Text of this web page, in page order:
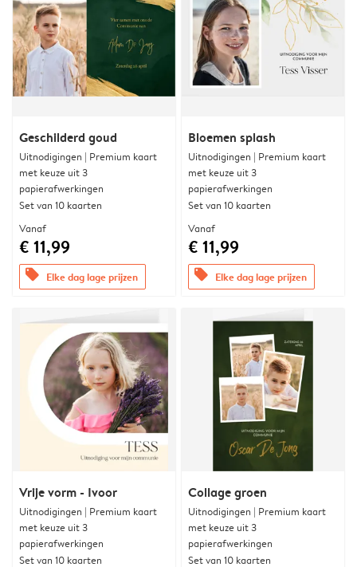
Geschilderd goud
Uitnodigingen | Premium kaart
met keuze uit 3
papierafwerkingen
Set van 10 kaarten
Vanaf
€ 11,99
offers Elke dag lage prijzen
Bloemen splash
Uitnodigingen | Premium kaart
met keuze uit 3
papierafwerkingen
Set van 10 kaarten
Vanaf
€ 11,99
offers Elke dag lage prijzen
Vrije vorm - Ivoor
Uitnodigingen | Premium kaart
met keuze uit 3
papierafwerkingen
Set van 10 kaarten
Collage groen
Uitnodigingen | Premium kaart
met keuze uit 3
papierafwerkingen
Set van 10 kaarten